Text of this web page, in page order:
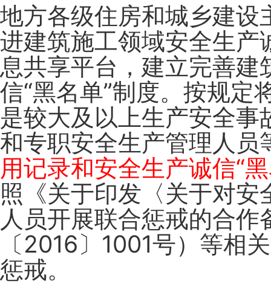
地方各级住房和城乡建
进建筑施工领域安全生
息共享平台，建立完善
信“黑名单”制度。按规定
是较大及以上生产安全
和专职安全生产管理人员
用记录和安全生产诚信“
照《关于印发〈关于对
人员开展联合惩戒的合
〔2016〕1001号）等相
惩戒。